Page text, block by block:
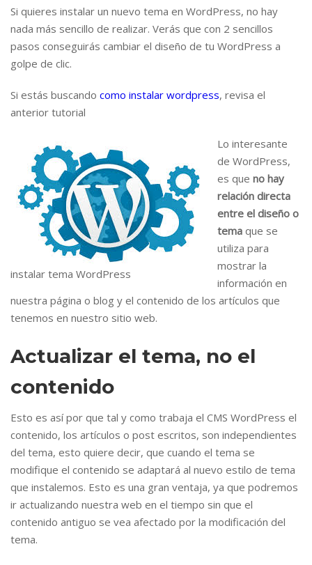
Si quieres instalar un nuevo tema en WordPress, no hay
nada más sencillo de realizar. Verás que con 2 sencillos
pasos conseguirás cambiar el diseño de tu WordPress a
golpe de clic.
Si estás buscando como instalar wordpress, revisa el
anterior tutorial
instalar tema WordPress
Lo interesante
de WordPress,
es que no hay
relación directa
entre el diseño o
tema que se
utiliza para
mostrar la
información en
nuestra página o blog y el contenido de los artículos que
tenemos en nuestro sitio web.
Actualizar el tema, no el
contenido
Esto es así por que tal y como trabaja el CMS WordPress el
contenido, los artículos o post escritos, son independientes
del tema, esto quiere decir, que cuando el tema se
modifique el contenido se adaptará al nuevo estilo de tema
que instalemos. Esto es una gran ventaja, ya que podremos
ir actualizando nuestra web en el tiempo sin que el
contenido antiguo se vea afectado por la modificación del
tema.